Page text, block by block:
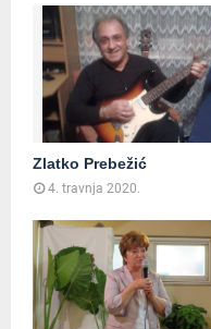
Zlatko Prebežić
4. travnja 2020.